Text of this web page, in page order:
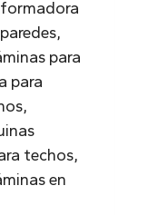
para
para
techos,
en